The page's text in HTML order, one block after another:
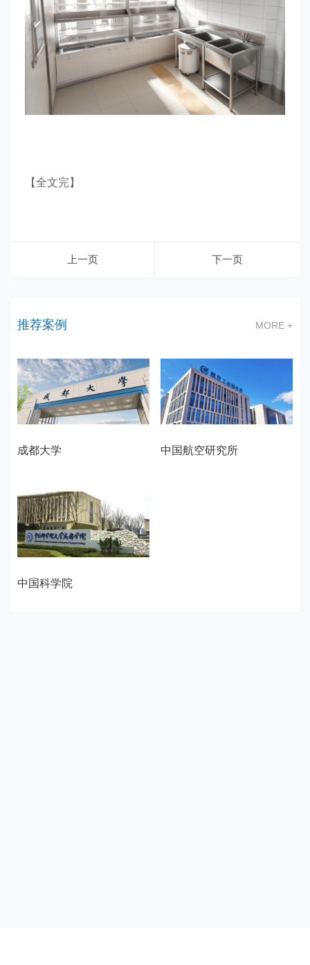
【全文完】
上一页 下一页
推荐案例 MORE +
成都大学 中国航空研究所
中国科学院